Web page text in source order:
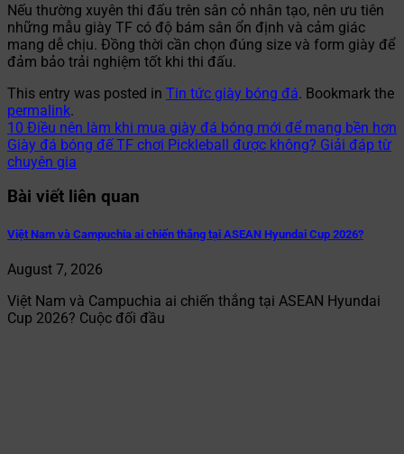
Nếu thường xuyên thi đấu trên sân cỏ nhân tạo, nên ưu tiên
những mẫu giày TF có độ bám sân ổn định và cảm giác
mang dễ chịu. Đồng thời cần chọn đúng size và form giày để
đảm bảo trải nghiệm tốt khi thi đấu.
This entry was posted in Tin tức giày bóng đá. Bookmark the
permalink.
10 Điều nên làm khi mua giày đá bóng mới để mang bền hơn
Giày đá bóng đế TF chơi Pickleball được không? Giải đáp từ
chuyên gia
Bài viết liên quan
Việt Nam và Campuchia ai chiến thắng tại ASEAN Hyundai Cup 2026?
August 7, 2026
Việt Nam và Campuchia ai chiến thắng tại ASEAN Hyundai
Cup 2026? Cuộc đối đầu